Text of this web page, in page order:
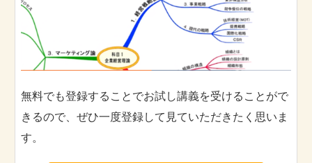
無料でも登録することでお試し講義を受けることがで
きるので、ぜひ一度登録して見ていただきたく思いま
す。